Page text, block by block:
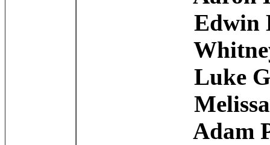
Edwin
Whitney
Luke
Melissa
Adam